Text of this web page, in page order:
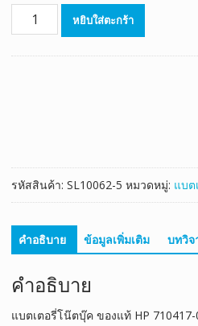
จำนวน
ชิ้น
หยิบใส่ตะกร้า
รหัสสินค้า: SL10062-5 หมวดหมู่: แบต
คำอธิบาย ข้อมูลเพิ่มเติม บทวิ
คำอธิบาย
แบตเตอรี่โน๊ตบุ๊ค ของแท้ HP 710417-